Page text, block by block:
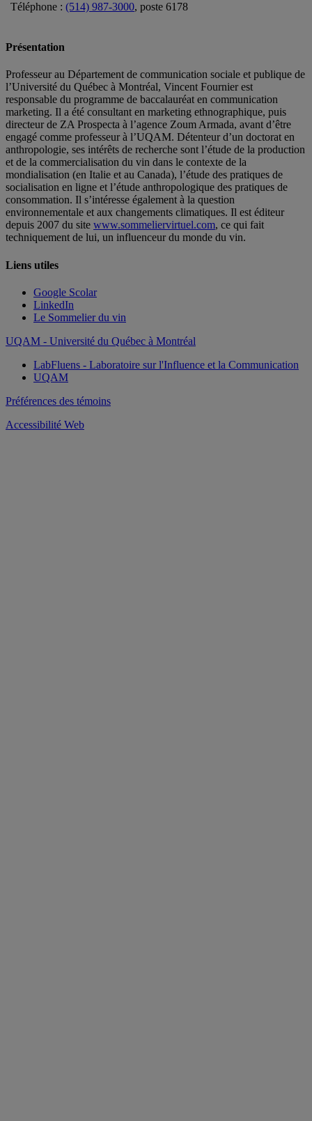
Téléphone : (514) 987-3000, poste 6178
Présentation
Professeur au Département de communication sociale et publique de
l’Université du Québec à Montréal, Vincent Fournier est
responsable du programme de baccalauréat en communication
marketing. Il a été consultant en marketing ethnographique, puis
directeur de ZA Prospecta à l’agence Zoum Armada, avant d’être
engagé comme professeur à l’UQAM. Détenteur d’un doctorat en
anthropologie, ses intérêts de recherche sont l’étude de la production
et de la commercialisation du vin dans le contexte de la
mondialisation (en Italie et au Canada), l’étude des pratiques de
socialisation en ligne et l’étude anthropologique des pratiques de
consommation. Il s’intéresse également à la question
environnementale et aux changements climatiques. Il est éditeur
depuis 2007 du site www.sommeliervirtuel.com, ce qui fait
techniquement de lui, un influenceur du monde du vin.
Liens utiles
Google Scolar
LinkedIn
Le Sommelier du vin
UQAM - Université du Québec à Montréal
LabFluens - Laboratoire sur l'Influence et la Communication
UQAM
Préférences des témoins
Accessibilité Web